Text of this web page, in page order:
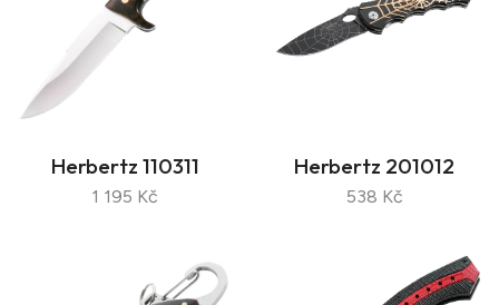
Herbertz 110311
1 195 Kč
Herbertz 201012
538 Kč